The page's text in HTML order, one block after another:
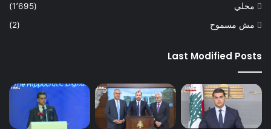
محلي
(1٬695)
مش مسموح
(2)
Last Modified Posts